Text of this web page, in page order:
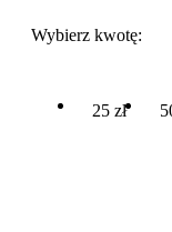
Wybierz kwotę:
25 zł